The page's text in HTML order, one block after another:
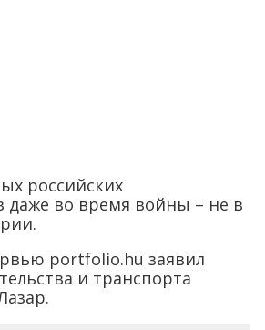
российских
даже во время войны – не в
portfolio.hu заявил
и транспорта